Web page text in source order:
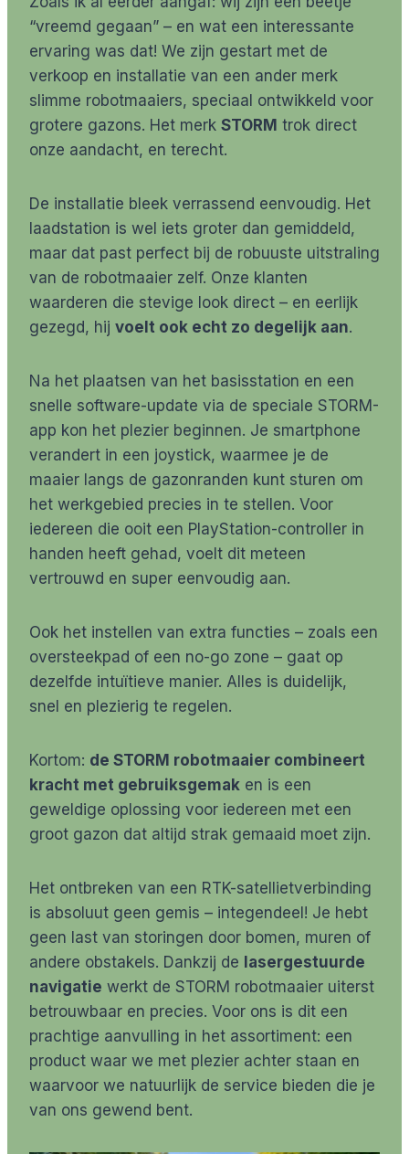
“vreemd gegaan” – en wat een interessante
ervaring was dat! We zijn gestart met de
verkoop en installatie van een ander merk
slimme robotmaaiers, speciaal ontwikkeld voor
grotere gazons. Het merk STORM trok direct
onze aandacht, en terecht.
De installatie bleek verrassend eenvoudig. Het
laadstation is wel iets groter dan gemiddeld,
maar dat past perfect bij de robuuste uitstraling
van de robotmaaier zelf. Onze klanten
waarderen die stevige look direct – en eerlijk
gezegd, hij voelt ook echt zo degelijk aan.
Na het plaatsen van het basisstation en een
snelle software-update via de speciale STORM-
app kon het plezier beginnen. Je smartphone
verandert in een joystick, waarmee je de
maaier langs de gazonranden kunt sturen om
het werkgebied precies in te stellen. Voor
iedereen die ooit een PlayStation-controller in
handen heeft gehad, voelt dit meteen
vertrouwd en super eenvoudig aan.
Ook het instellen van extra functies – zoals een
oversteekpad of een no-go zone – gaat op
dezelfde intuïtieve manier. Alles is duidelijk,
snel en plezierig te regelen.
Kortom: de STORM robotmaaier combineert
kracht met gebruiksgemak en is een
geweldige oplossing voor iedereen met een
groot gazon dat altijd strak gemaaid moet zijn.
Het ontbreken van een RTK-satellietverbinding
is absoluut geen gemis – integendeel! Je hebt
geen last van storingen door bomen, muren of
andere obstakels. Dankzij de lasergestuurde
navigatie werkt de STORM robotmaaier uiterst
betrouwbaar en precies. Voor ons is dit een
prachtige aanvulling in het assortiment: een
product waar we met plezier achter staan en
waarvoor we natuurlijk de service bieden die je
van ons gewend bent.